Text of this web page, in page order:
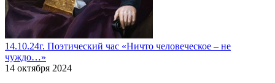
14.10.24г. Поэтический час «Ничто человеческое – не
чуждо…»
14 октября 2024